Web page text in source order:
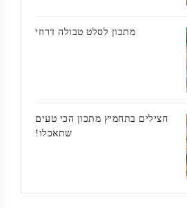
מתכון לסלט טבולה דרוזי
חצילים בתחמיץ מתכון הכי טעים
שתאכלו!